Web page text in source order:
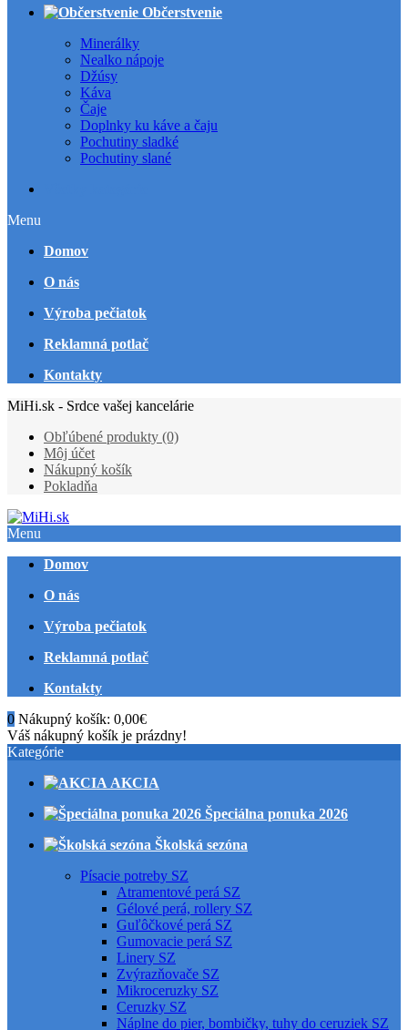
Občerstvenie
Minerálky
Nealko nápoje
Džúsy
Káva
Čaje
Doplnky ku káve a čaju
Pochutiny sladké
Pochutiny slané
Menu
Domov
O nás
Výroba pečiatok
Reklamná potlač
Kontakty
MiHi.sk - Srdce vašej kancelárie
Obľúbené produkty (0)
Môj účet
Nákupný košík
Pokladňa
Menu
Domov
O nás
Výroba pečiatok
Reklamná potlač
Kontakty
0 Nákupný košík: 0,00€
Váš nákupný košík je prázdny!
Kategórie
AKCIA
Špeciálna ponuka 2026
Školská sezóna
Písacie potreby SZ
Atramentové perá SZ
Gélové perá, rollery SZ
Guľôčkové perá SZ
Gumovacie perá SZ
Linery SZ
Zvýrazňovače SZ
Mikroceruzky SZ
Ceruzky SZ
Náplne do pier, bombičky, tuhy do ceruziek SZ